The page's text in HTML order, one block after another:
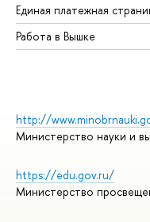
Единая платежная
Работа в Вышке
http://
Министерство науки и
https://edu.gov.ru/
Министерство